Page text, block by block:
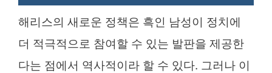
해리스의 새로운 정책은 흑인 남성이 정치에
더 적극적으로 참여할 수 있는 발판을 제공한
다는 점에서 역사적이라 할 수 있다. 그러나 이